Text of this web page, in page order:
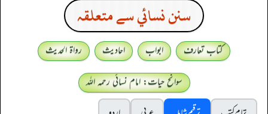
سنن نسائي سے متعلقہ
کتاب تعارف ابواب احادیث
رواۃ الحدیث
سوانح حیات: امام نسائی رحمہ اللہ